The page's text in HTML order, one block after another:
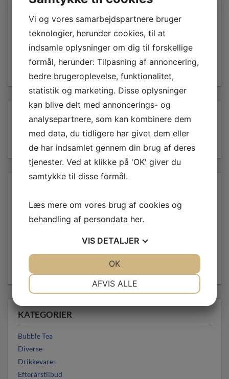
LÆG I KURV LÆG I KURV
SØG
Pris:—
KATEGORIER
Bubble Tea
Diverse
Drikkevarer
Efterårstilbud
Vi og vores samarbejdspartnere bruger
teknologier, herunder cookies, til at
indsamle oplysninger om dig til forskellige
formål, herunder: Tilpasning af annoncering,
bedre brugeroplevelse, funktionalitet,
statistik og marketing. Disse oplysninger
kan blive delt med annoncerings- og
analysepartnere, som kan kombinere dem
med data, du tidligere har givet dem eller
de har indsamlet gennem din brug af deres
tjenester. Ved at klikke på 'OK' giver du
samtykke til disse formål.
Læs mere om vores brug af cookies og
behandling af persondata her.
VIS DETALJER
MARKETING
AFVIS ALLE
OK